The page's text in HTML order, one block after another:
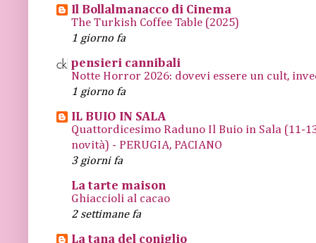
Il Bollalmanacco di Cinema
The Turkish Coffee Table (2025)
1 giorno fa
pensieri cannibali
Notte Horror 2026: dovevi essere un cult,
1 giorno fa
IL BUIO IN SALA
Quattordicesimo Raduno Il Buio in Sala (11-
novità) - PERUGIA, PACIANO
3 giorni fa
La tarte maison
Ghiaccioli al cacao
2 settimane fa
La tana del coniglio